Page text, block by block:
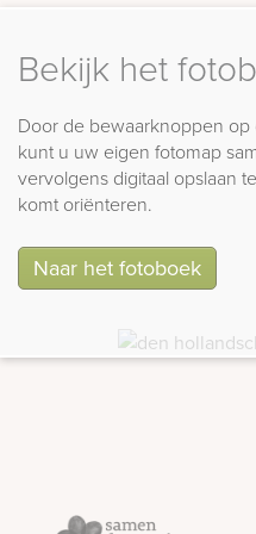
Bekijk het
Door de bewaarknoppen
kunt u uw eigen fotomap
vervolgens digitaal opslaan
komt oriënteren.
Naar het fotoboek